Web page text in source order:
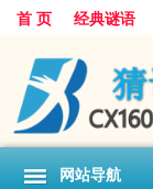
首 页 经典谜语
网站导航